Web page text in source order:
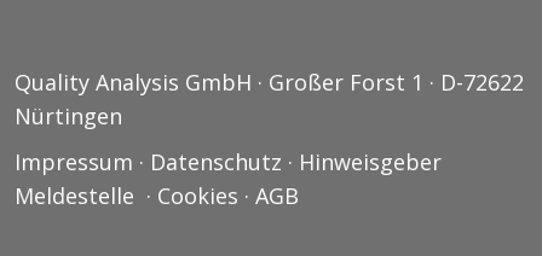
Quality Analysis GmbH · Großer Forst 1 · D-72622
Nürtingen
Impressum · Datenschutz · Hinweisgeber
Meldestelle · Cookies · AGB